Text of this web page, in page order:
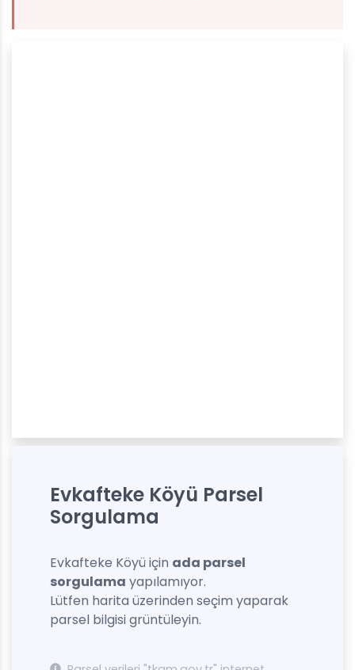
Evkafteke Köyü Parsel
Sorgulama
Evkafteke Köyü için ada parsel
sorgulama yapılamıyor.
Lütfen harita üzerinden seçim yaparak
parsel bilgisi grüntüleyin.